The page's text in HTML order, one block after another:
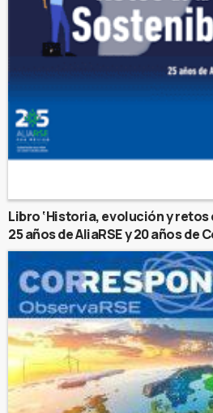
Libro ‘Historia, evolución y retos
25 años de AliaRSE y 20 años de